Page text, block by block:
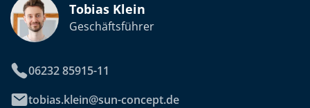
Tobias Klein
Geschäftsführer
06232 85915-11
tobias.klein@sun-concept.de